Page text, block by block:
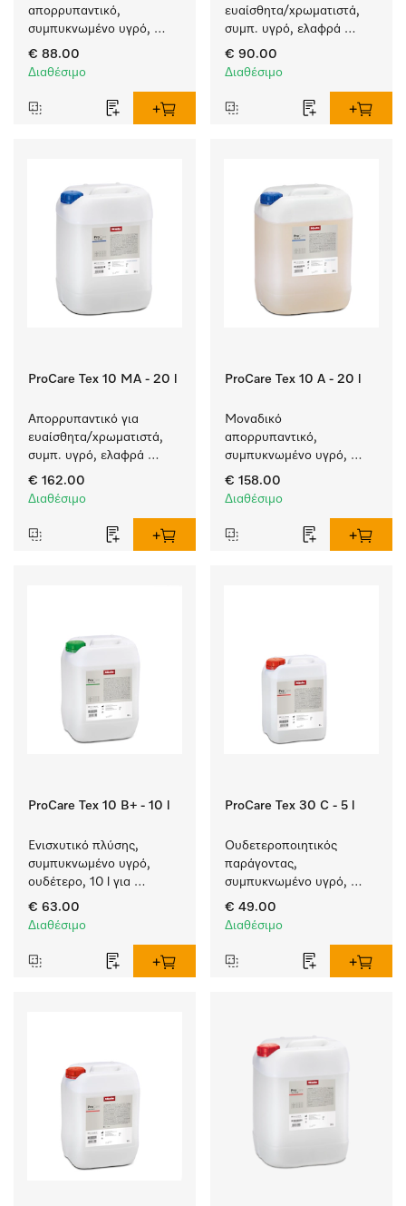
απορρυπαντικό,
συμπυκνωμένο υγρό,
αλκαλικό, 10 l για πλύση
λευκών και χρωματιστών
€ 88.00
Διαθέσιμο
ευαίσθητα/χρωματιστά,
συμπ. υγρό, ελαφρά
αλκαλικό, 10 l για το
πλύσιμο χρωματιστών
ευαίσθητων υφασμάτων.
€ 90.00
Διαθέσιμο
ProCare Tex 10 MA - 20 l
Απορρυπαντικό για
ευαίσθητα/χρωματιστά,
συμπ. υγρό, ελαφρά
αλκαλικό, 20 l για το
πλύσιμο χρωματιστών
ευαίσθητων υφασμάτων.
€ 162.00
Διαθέσιμο
ProCare Tex 10 A - 20 l
Μοναδικό
απορρυπαντικό,
συμπυκνωμένο υγρό,
αλκαλικό, 20 l για πλύση
λευκών και χρωματιστών
€ 158.00
Διαθέσιμο
ProCare Tex 10 B+ - 10 l
Ενισχυτικό πλύσης,
συμπυκνωμένο υγρό,
ουδέτερο, 10 l για
αποτελεσματική
αφαίρεση των λιπαρών
€ 63.00
Διαθέσιμο
ProCare Tex 30 C - 5 l
Ουδετεροποιητικός
παράγοντας,
συμπυκνωμένο υγρό,
όξινο, 5 l για απόλυτη
προστασία των
αξιόπιστη
ουδετεροποίηση.
€ 49.00
Διαθέσιμο